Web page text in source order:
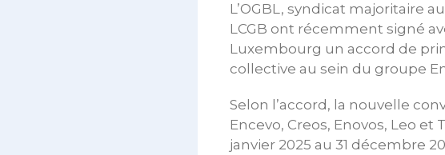
L’OGBL, syndicat majoritaire
LCGB ont récemment signé
Luxembourg un accord de
collective au sein du groupe
Selon l’accord, la nouvelle
Encevo, Creos, Enovos, Leo et
janvier 2025 au 31 décembre